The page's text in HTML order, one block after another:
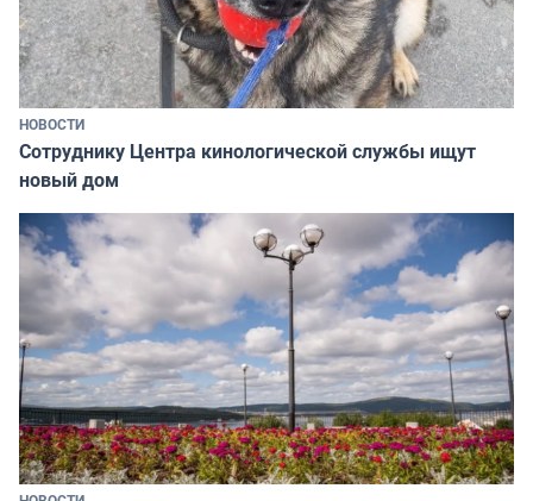
НОВОСТИ
Сотруднику Центра кинологической службы ищут
новый дом